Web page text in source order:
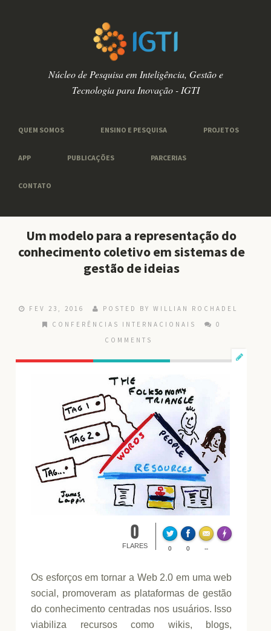
Núcleo de Pesquisa em Inteligência, Gestão e
Tecnologia para Inovação - IGTI
QUEM SOMOS ENSINO E PESQUISA PROJETOS
APP PUBLICAÇÕES PARCERIAS
CONTATO
Um modelo para a representação do
conhecimento coletivo em sistemas de
gestão de ideias
FEV 23, 2016 POSTED BYWILLIAN ROCHADEL
CONFERÊNCIAS INTERNACIONAIS
0
COMMENTS
0
FLARES 0 0 --
Made with
Os esforços em tornar a Web 2.0 em uma web
social, promoveram as plataformas de gestão
do conhecimento centradas nos usuários. Isso
viabiliza recursos como wikis, blogs,